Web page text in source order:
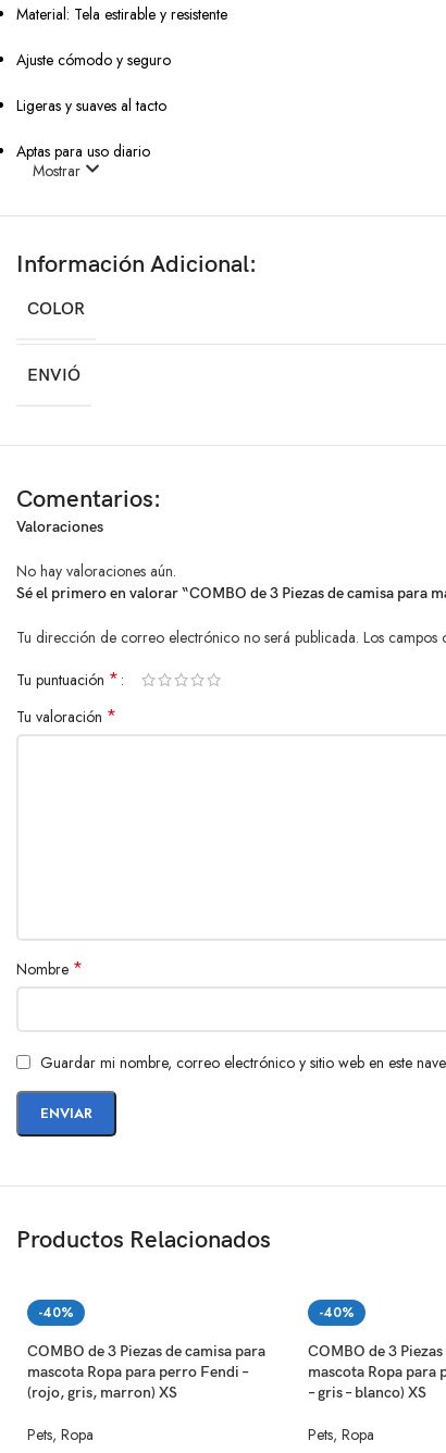
Material: Tela estirable y resistente
Ajuste cómodo y seguro
Ligeras y suaves al tacto
Aptas para uso diario
Lavado a mano o en lavadora suave
No usar secadora
No planchar
Perros y gatos pequeños y medianos
Uso diario y paseos
Mascotas con estilo
Dueños que buscanropa para su mascota en combo
Mostrar
Información Adicional:
COLOR
ENVIÓ
Comentarios:
Valoraciones
No hay valoraciones aún.
Sé el primero en valorar “COMBO de 3 Piezas de camisa para
Tu dirección de correo electrónico no será publicada. Los campos
Tu puntuación *
Tu valoración *
Nombre *
Guardar mi nombre, correo electrónico y sitio web en este
Productos Relacionados
-40%
COMBO de 3 Piezas de camisa para
mascota Ropa para perro Fendi –
(rojo, gris, marron) XS
Pets, Ropa
-40%
COMBO de 3
mascota Ropa para
– gris – blanco) XS
Pets, Ropa